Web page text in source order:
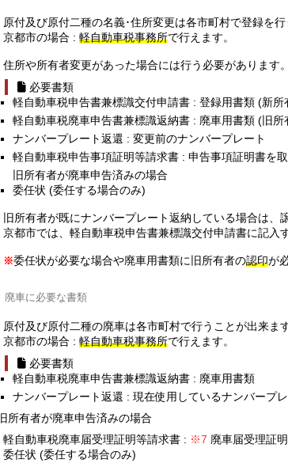
原付及び原付二種の名義･住所変更は各市町村で登録を行
京都市の場合 :軽自動車税事務所で行えます。
住所や所有者変更があった場合には行う必要があります。
必要書類
軽自動車税申告書兼標識交付申請書 : 登録用書類 (新所
軽自動車税廃車申告書兼標識返納書 : 廃車用書類 (旧所
ナンバープレート返還 : 変更前のナンバープレート
軽自動車税申告事項証明等請求書 : 申告事項証明書を
旧所有者が廃車申告済みの場合
委任状 (委任する場合のみ)
旧所有者が既にナンバープレート返納している場合は、
京都市では、軽自動車税申告書兼標識交付申請書に記入
※委任状が必要な場合や廃車用書類に旧所有者の認印が
廃車に必要な書類
原付及び原付二種の廃車は各市町村で行うことが出来ます
京都市の場合 :軽自動車税事務所で行えます。
必要書類
軽自動車税廃車申告書兼標識返納書 : 廃車用書類
ナンバープレート返還 : 現在使用しているナンバープ
旧所有者が廃車申告済みの場合
軽自動車税廃車届受理証明等請求書 :
廃車届受理証
委任状 (委任する場合のみ)